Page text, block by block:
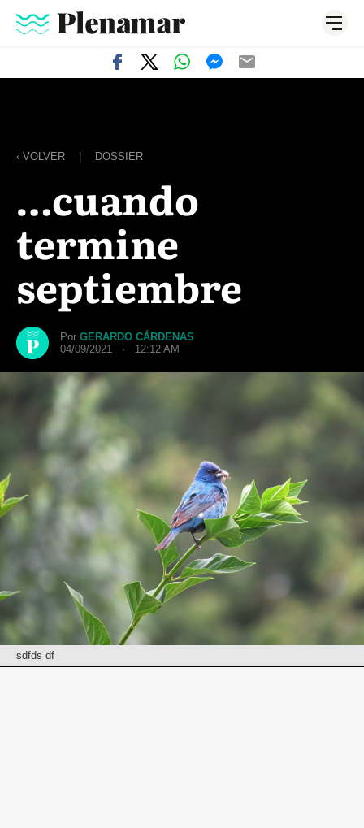
‹ VOLVER DOSSIER
…cuando
termine
septiembre
Por GERARDO CÁRDENAS
04/09/2021 · 12:12 AM
sdfds df